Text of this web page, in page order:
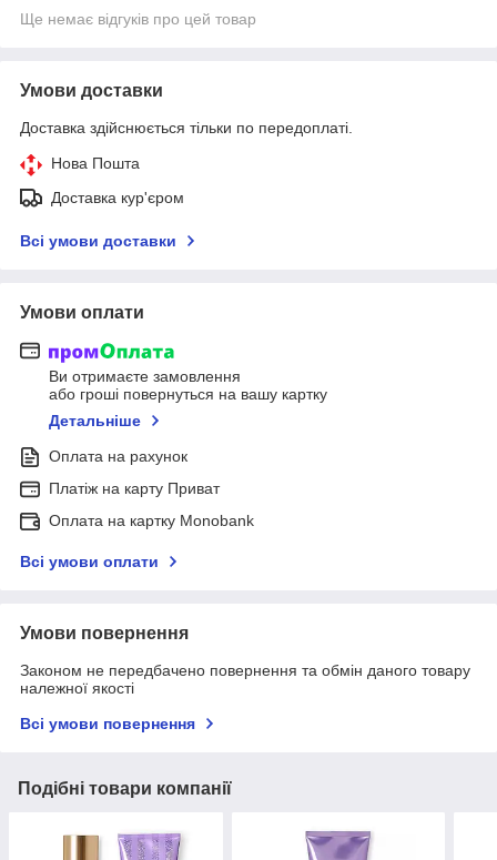
Ще немає відгуків про цей товар
Умови доставки
Доставка здійснюється тільки по передоплаті.
Нова Пошта
Доставка кур'єром
Всі умови доставки
Умови оплати
Ви отримаєте замовлення
або гроші повернуться на вашу картку
Детальніше
Оплата на рахунок
Платіж на карту Приват
Оплата на картку Monobank
Всі умови оплати
Умови повернення
Законом не передбачено повернення та обмін даного товару
належної якості
Всі умови повернення
Подібні товари компанії